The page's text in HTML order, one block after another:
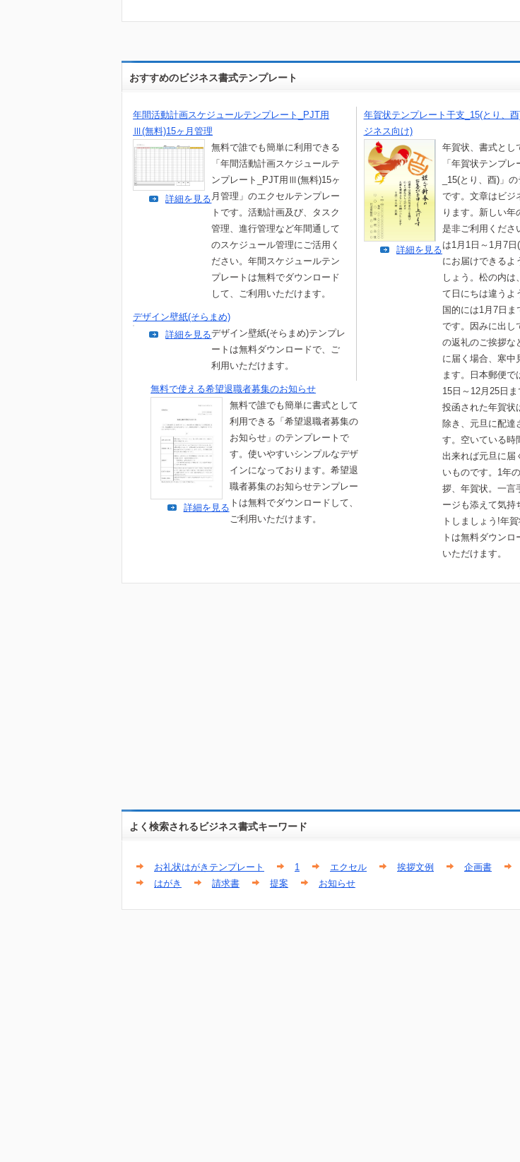
おすすめのビジネス書式テンプレート
年間活動計画スケジュールテンプレート_PJT用
Ⅲ(無料)15ヶ月管理
無料で誰でも簡単に利用できる
「年間活動計画スケジュールテ
ンプレート_PJT用Ⅲ(無料)15ヶ
月管理」のエクセルテンプレー
トです。活動計画及び、タスク
管理、進行管理など年間通して
のスケジュール管理にご活用く
ださい。年間スケジュールテン
プレートは無料でダウンロード
して、ご利用いただけます。
詳細を見る
年賀状テンプレート干支_15(とり、
ジネス向け)
年賀状、書式とし
「年賀状テンプレ
_15(とり、酉)」
です。文章はビジ
ります。新しい年
是非ご利用くだ
は1月1日～1月7
にお届けできるよ
しょう。松の内は
て日にちは違うよ
国的には1月7日ま
です。因みに出し
の返礼のご挨拶な
に届く場合、寒中
ます。日本郵便で
15日～12月25日
投函された年賀状
除き、元旦に配達
す。空いている時
出来れば元旦に届
いものです。1年
拶、年賀状。一言
ージも添えて気持
トしましょう!年
トは無料ダウンロ
いただけます。
詳細を見る
デザイン壁紙(そらまめ)
デザイン壁紙(そらまめ)テンプレ
ートは無料ダウンロードで、ご
利用いただけます。
詳細を見る
無料で使える希望退職者募集のお知らせ
無料で誰でも簡単に書式として
利用できる「希望退職者募集の
お知らせ」のテンプレートで
す。使いやすいシンプルなデザ
インになっております。希望退
職者募集のお知らせテンプレー
トは無料でダウンロードして、
ご利用いただけます。
詳細を見る
よく検索されるビジネス書式キーワード
お礼状はがきテンプレート 1 エクセル 挨拶文例 企画書
はがき
請求書 提案 お知らせ